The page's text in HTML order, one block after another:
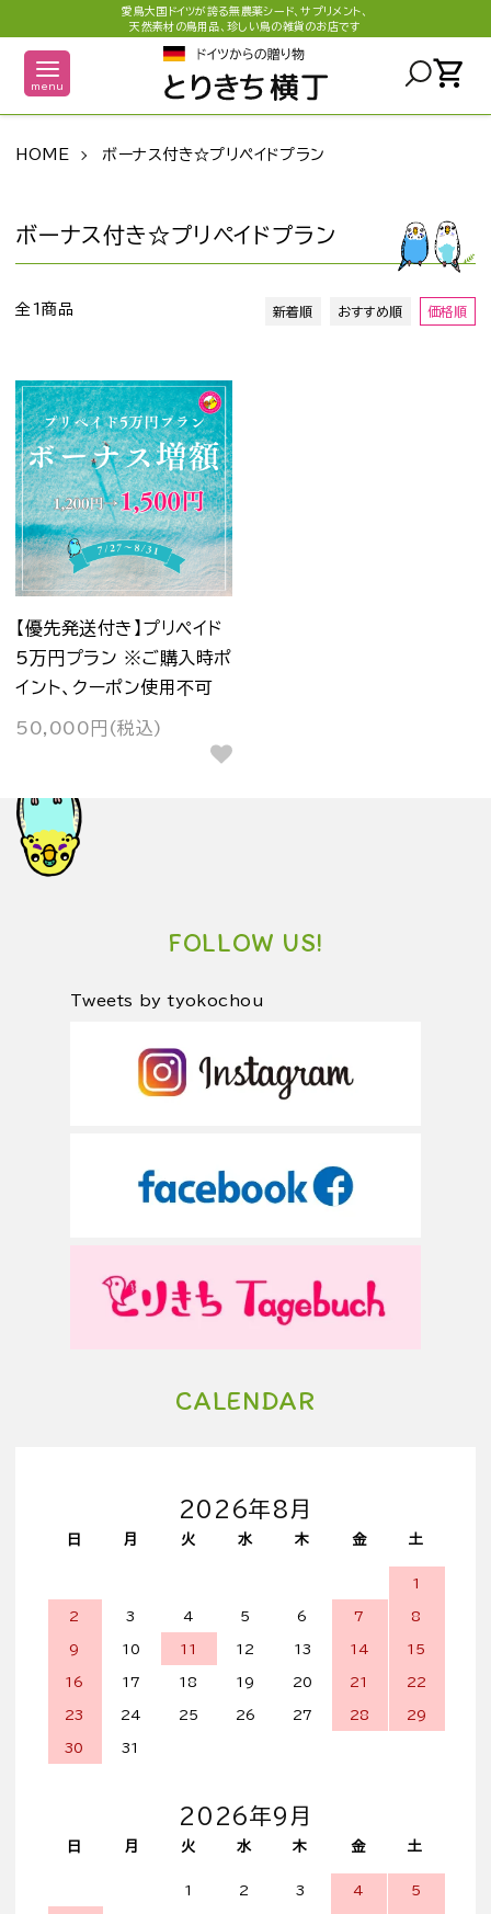
愛鳥大国ドイツが誇る無農薬シード、サプリメント、
天然素材の鳥用品、珍しい鳥の雑貨のお店です
menu shopping_cart
HOME ボーナス付き☆プリペイドプラン
ボーナス付き☆プリペイドプラン
全1商品 新着順 おすすめ順 価格順
【優先発送付き】プリペイド
5万円プラン ※ご購入時ポ
イント、クーポン使用不可
50,000円(税込)
FOLLOW US!
Tweets by tyokochou
CALENDAR
2026年8月
日 月 火 水 木 金 土
1
2 3 4 5 6 7 8
9 10 11 12 13 14 15
16 17 18 19 20 21 22
23 24 25 26 27 28 29
30 31
2026年9月
日 月 火 水 木 金 土
1 2 3 4 5